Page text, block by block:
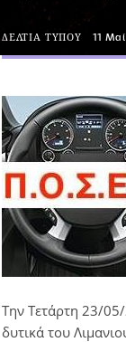
ΔΕΛΤΙΑ ΤΥΠΟΥ 11
Την Τετάρτη 23/
δυτικά του